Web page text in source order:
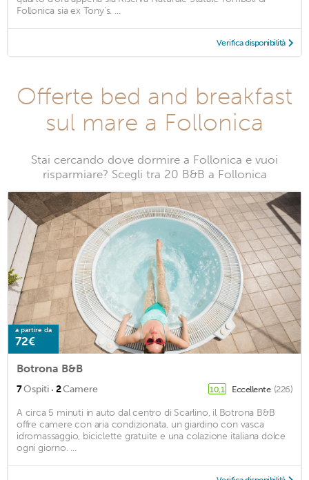
Follonica sia ex Tony's. ...
Verifica disponibilità
Offerte bed and breakfast
sul mare a Follonica
Stai cercando dove dormire a Follonica e vuoi
risparmiare? Scegli tra 20 B&B a Follonica
a partire da
72€
Botrona B&B
7Ospiti · 2Camere 10,1 Eccellente (226)
A circa 5 minuti in auto dal centro di Scarlino, il Botrona B&B
offre camere con aria condizionata, un giardino con vasca
idromassaggio, biciclette gratuite e una colazione italiana dolce
ogni giorno. ...